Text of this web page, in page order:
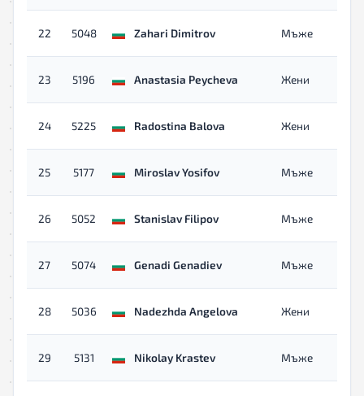
22 5048 Zahari Dimitrov Мъже
23 5196 Anastasia Peycheva Жени
24 5225 Radostina Balova Жени
25 5177 Miroslav Yosifov Мъже
26 5052 Stanislav Filipov Мъже
27 5074 Genadi Genadiev Мъже
28 5036 Nadezhda Angelova Жени
29 5131 Nikolay Krastev Мъже